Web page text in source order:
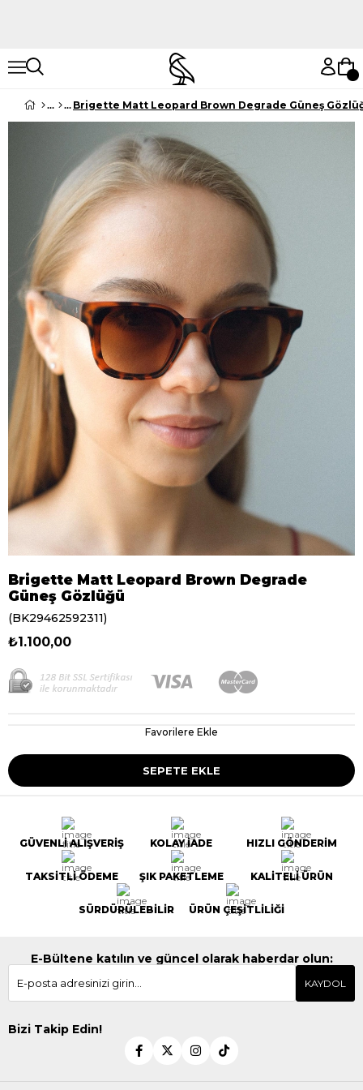
Brigette Matt Leopard Brown Degrade Güneş
Brigette Matt Leopard Brown Degrade
Güneş Gözlüğü
(BK29462592311)
₺1.100,00
Favorilere Ekle
GÜVENLİ ALIŞVERİŞ KOLAY İADE HIZLI GÖNDERİM
TAKSİTLİ ÖDEME ŞIK PAKETLEME KALİTELİ ÜRÜN
SÜRDÜRÜLEBİLİR ÜRÜN ÇEŞİTLİLİĞİ
E-Bültene katılın ve güncel olarak haberdar olun:
KAYDOL
Bizi Takip Edin!